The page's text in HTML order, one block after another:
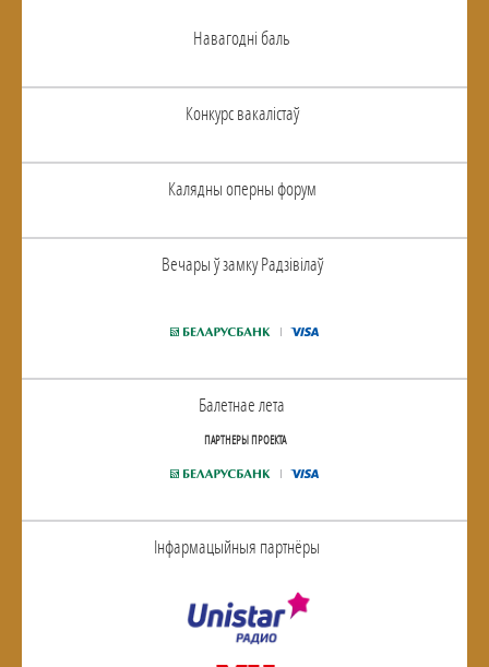
Навагоднi баль
Конкурс вакалiстаў
Калядны оперны форум
Вечары ў замку Радзiвiлаў
Балетнае лета
ПАРТНЕРЫ ПРОЕКТА
Інфармацыйныя партнёры